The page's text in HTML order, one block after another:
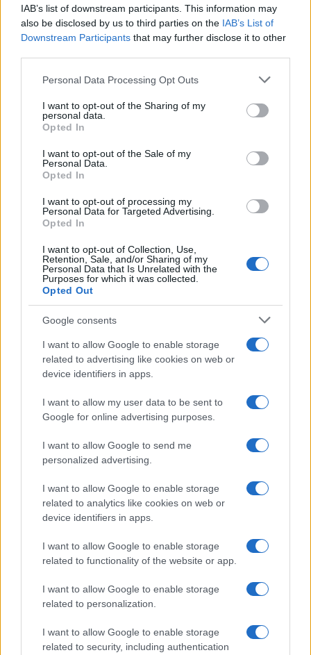
IAB’s list of downstream participants. This information may
also be disclosed by us to third parties on the IAB’s List of
Downstream Participants that may further disclose it to other
Please note that this website/app uses one or more Google
not limited to your visit or usage behaviour. You may click to
grant or deny consent to Google and its third-party tags to
use your data for below specified purposes in below Google
consent section.
Personal Data Processing Opt Outs
I want to opt-out of the Sharing of my
personal data.
Opted In
I want to opt-out of the Sale of my
Personal Data.
Opted In
I want to opt-out of processing my
Personal Data for Targeted Advertising.
Opted In
I want to opt-out of Collection, Use,
Retention, Sale, and/or Sharing of my
Personal Data that Is Unrelated with the
Purposes for which it was collected.
Opted Out
Google consents
I want to allow Google to enable storage
related to advertising like cookies on web or
device identifiers in apps.
I want to allow my user data to be sent to
Google for online advertising purposes.
I want to allow Google to send me
personalized advertising.
I want to allow Google to enable storage
related to analytics like cookies on web or
device identifiers in apps.
I want to allow Google to enable storage
related to functionality of the website or app.
I want to allow Google to enable storage
related to personalization.
I want to allow Google to enable storage
related to security, including authentication
30 Maggio 2026 - 22:09 Italo Lauro
In un’epoca in cui il tema della violenza contro le
mettendo…
Leggi l’articolo →
ULTIME NOTIZIE
risonanza? Il caso «Food for
Profit» mette la Rai davanti allo
2 ore fa
Chi paga il conto
dell’improvvisazione migratoria?
Regolarizzazioni, Ceuta e mille
ipocrisie: la sinistra che ignora i
rischi
sicurezza sotto ricatto social e
retorica buona per il social più che
per i confini
3 ore fa
Bar di Latina chiuso: rischio crollo
e interrogativi sulla sicurezza nei
8 ore fa
PIÙ LETTE